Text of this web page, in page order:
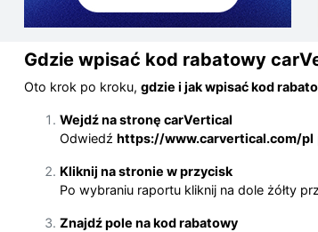
Gdzie wpisać kod rabatowy
Oto krok po kroku, gdzie i jak wpisać kod
Wejdź na stronę carVertical
Odwiedź https://www.carvertical.com/pl
Kliknij na stronie w przycisk
Po wybraniu raportu kliknij na dole żółty
Znajdź pole na kod rabatowy